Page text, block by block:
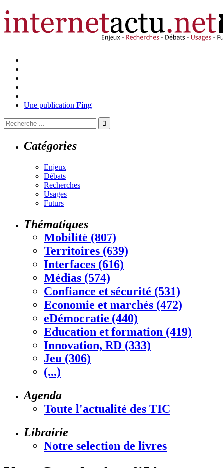
Une publication Fing
Catégories
Enjeux
Débats
Recherches
Usages
Futurs
Thématiques
Mobilité (807)
Territoires (639)
Interfaces (616)
Médias (574)
Confiance et sécurité (531)
Economie et marchés (472)
eDémocratie (440)
Education et formation (419)
Innovation, RD (333)
Jeu (306)
(...)
Agenda
Toute l'actualité des TIC
Librairie
Notre selection de livres